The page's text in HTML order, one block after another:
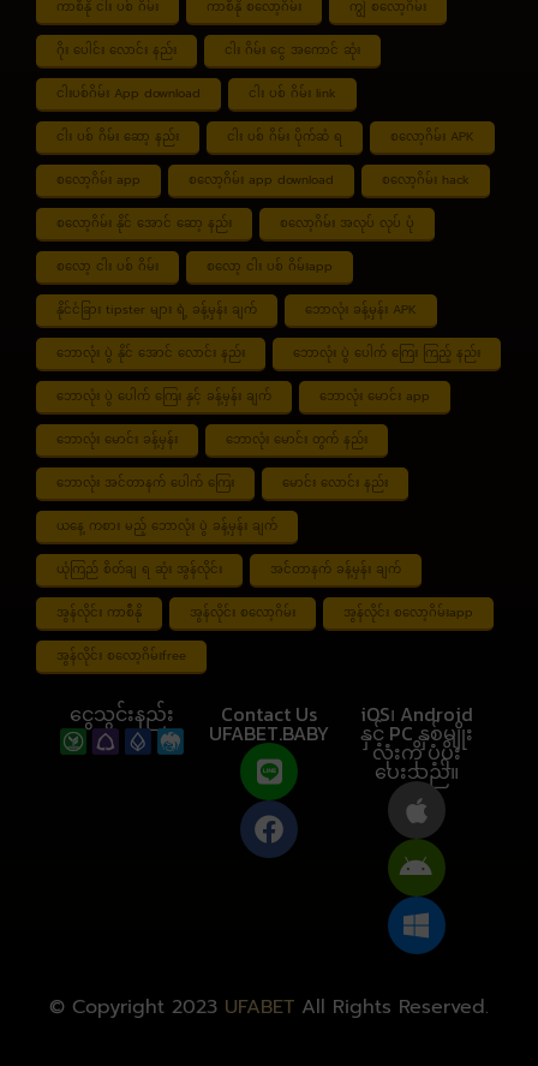
ကာစီနို ငါး ပစ် ဂိမ်း ကာစီနို စလော့ဂိမ်း ကျွဲ စလော့ဂိမ်း
ဂိုး ပေါင်း လောင်း နည်း ငါး ဂိမ်း ငွေ အကောင် ဆုံး
ငါးပစ်ဂိမ်း App download ငါး ပစ် ဂိမ်း link
ငါး ပစ် ဂိမ်း ဆော့ နည်း ငါး ပစ် ဂိမ်း ပိုက်ဆံ ရ စလော့ဂိမ်း APK
စလော့ဂိမ်း app စလော့ဂိမ်း app download စလော့ဂိမ်း hack
စလော့ဂိမ်း နိုင် အောင် ဆော့ နည်း စလော့ဂိမ်း အလုပ် လုပ် ပုံ
စလော့ ငါး ပစ် ဂိမ်း စလော့ ငါး ပစ် ဂိမ်းapp
နိုင်ငံခြား tipster များ ရဲ့ ခန့်မှန်း ချက် ဘောလုံး ခန့်မှန်း APK
ဘောလုံး ပွဲ နိုင် အောင် လောင်း နည်း ဘောလုံး ပွဲ ပေါက် ကြေး ကြည့် နည်း
ဘောလုံး ပွဲ ပေါက် ကြေး နှင့် ခန့်မှန်း ချက် ဘောလုံး မောင်း app
ဘောလုံး မောင်း ခန့်မှန်း ဘောလုံး မောင်း တွက် နည်း
ဘောလုံး အင်တာနက် ပေါက် ကြေး မောင်း လောင်း နည်း
ယနေ့ ကစား မည့် ဘောလုံး ပွဲ ခန့်မှန်း ချက်
ယုံကြည် စိတ်ချ ရ ဆုံး အွန်လိုင်း အင်တာနက် ခန့်မှန်း ချက်
အွန်လိုင်း ကာစီနို အွန်လိုင်း စလော့ဂိမ်း အွန်လိုင်း စလော့ဂိမ်းapp
အွန်လိုင်း စလော့ဂိမ်းfree
ငွေသွင်းနည်း Contact Us
UFABET.BABY
iOS၊ Android
နှင့် PC နှစ်မျိုး
လုံးကို ပံ့ပိုး
ပေးသည်။
© Copyright 2023 UFABET All Rights Reserved.